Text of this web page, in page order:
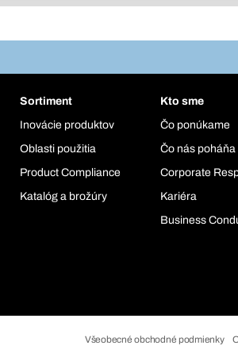
Sortiment
Inovácie produktov
Oblasti použitia
Product Compliance
Katalóg a brožúry
Kto sme
Čo ponúkame
Čo nás poháňa
Corporate
Kariéra
Business
Všeobecné obchodné podmienky